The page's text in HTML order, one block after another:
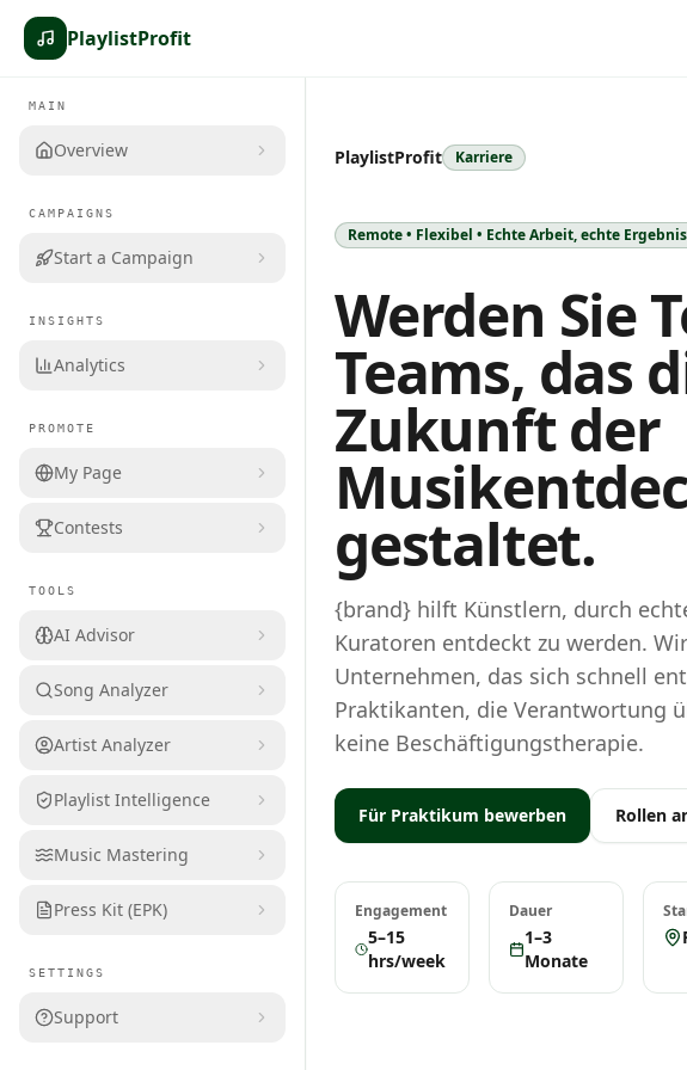
PlaylistProfit
MAIN
Overview
CAMPAIGNS
Start a Campaign
INSIGHTS
Analytics
PROMOTE
My Page
Contests
TOOLS
AI Advisor
Song Analyzer
Artist Analyzer
Playlist Intelligence
Music Mastering
Press Kit (EPK)
SETTINGS
Support
PlaylistProfit Karriere
Remote • Flexibel • Echte Arbeit, echte
Werden Sie
Teams, das
Zukunft der
gestaltet.
{brand} hilft Künstlern, durch
Kuratoren entdeckt zu werden.
Unternehmen, das sich schnell
Praktikanten, die Verantwortung
keine Beschäftigungstherapie.
Für Praktikum bewerben Rollen
Engagement
5–15
hrs/week
Dauer
1–3
Monate